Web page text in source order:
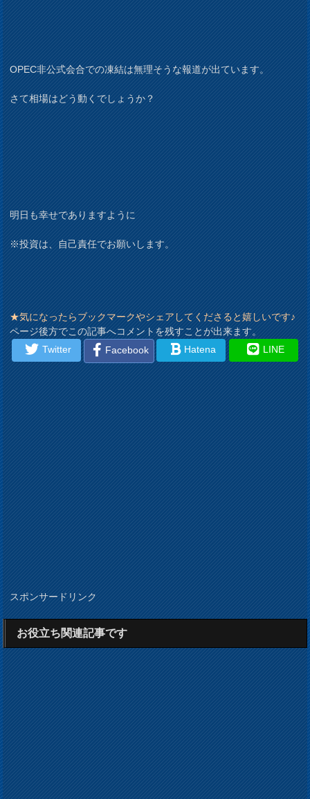
OPEC非公式会合での凍結は無理そうな報道が出ています。
さて相場はどう動くでしょうか？
明日も幸せでありますように
※投資は、自己責任でお願いします。
★気になったらブックマークやシェアしてくださると嬉しいです♪
ページ後方でこの記事へコメントを残すことが出来ます。
Twitter
Facebook Hatena LINE
スポンサードリンク
お役立ち関連記事です